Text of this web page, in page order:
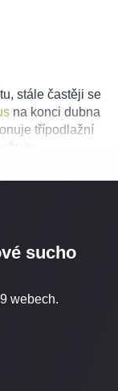
stále častěji se
na konci dubna
třípodlažní
sucho
webech.